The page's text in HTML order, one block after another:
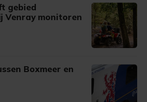
gebied
Venray monitoren
Boxmeer en